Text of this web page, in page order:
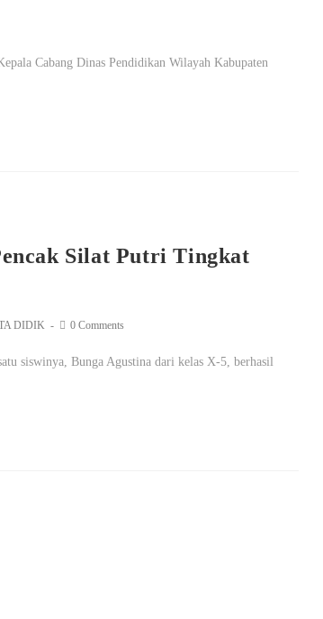
Cabang Dinas Pendidikan Wilayah Kabupaten
Silat Putri Tingkat
DIDIK 0 Comments
siswinya, Bunga Agustina dari kelas X-5, berhasil